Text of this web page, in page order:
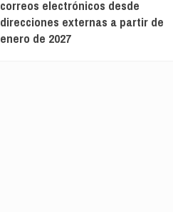
correos electrónicos desde
direcciones externas a partir de
enero de 2027